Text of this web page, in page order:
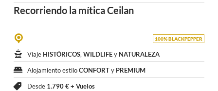
Recorriendo la mítica Ceilan
100% BLACKPEPPER
Viaje HISTÓRICOS,WILDLIFEy NATURALEZA
Alojamiento estiloCONFORTy PREMIUM
Desde 1.790 € + Vuelos